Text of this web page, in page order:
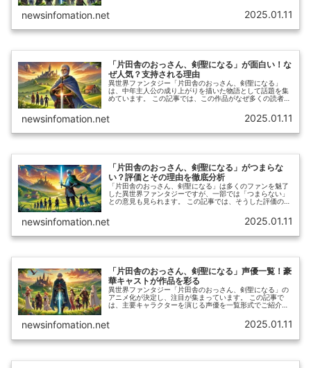
newsinfomation.net 2025.01.11
「片田舎のおっさん、剣聖になる」が面白い！な
ぜ人気？支持される理由
異世界ファンタジー「片田舎のおっさん、剣聖になる」
は、中年主人公の成り上がりを描いた物語として話題を集
めています。 この記事では、この作品がなぜ多くの読者に
newsinfomation.net 2025.01.11
「片田舎のおっさん、剣聖になる」がつまらな
い？評価とその理由を徹底分析
「片田舎のおっさん、剣聖になる」は多くのファンを魅了
した異世界ファンタジーですが、一部では「つまらない」
との意見も見られます。 この記事では、そうした評価の背
再確認してみましょう。
newsinfomation.net 2025.01.11
「片田舎のおっさん、剣聖になる」声優一覧！豪
華キャストが作品を彩る
異世界ファンタジー「片田舎のおっさん、剣聖になる」の
アニメ化が決定し、注目が集まっています。 この記事で
は、主要キャラクターを演じる声優を一覧形式でご紹介
newsinfomation.net 2025.01.11